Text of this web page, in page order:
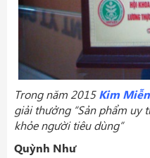
Trong năm 2015 Kim
giải thưởng “Sản phẩm uy
khỏe người tiêu dùng”
Quỳnh Như